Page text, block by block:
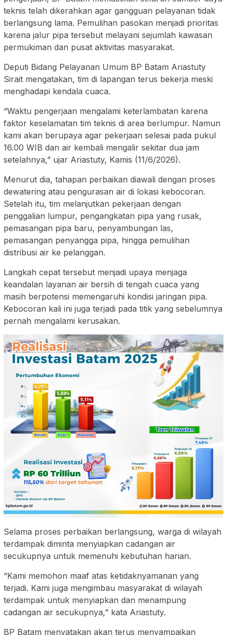
teknis telah dikerahkan agar gangguan pelayanan tidak
berlangsung lama. Pemulihan pasokan menjadi prioritas
karena jalur pipa tersebut melayani sejumlah kawasan
permukiman dan pusat aktivitas masyarakat.
Deputi Bidang Pelayanan Umum BP Batam Ariastuty
Sirait mengatakan, tim di lapangan terus bekerja meski
menghadapi kendala cuaca.
“Waktu pengerjaan mengalami keterlambatan karena
faktor keselamatan tim teknis di area berlumpur. Namun
kami akan berupaya agar pekerjaan selesai pada pukul
16.00 WIB dan air kembali mengalir sekitar dua jam
setelahnya,” ujar Ariastuty, Kamis (11/6/2026).
Menurut dia, tahapan perbaikan diawali dengan proses
dewatering atau pengurasan air di lokasi kebocoran.
Setelah itu, tim melanjutkan pekerjaan dengan
penggalian lumpur, pengangkatan pipa yang rusak,
pemasangan pipa baru, penyambungan las,
pemasangan penyangga pipa, hingga pemulihan
distribusi air ke pelanggan.
Langkah cepat tersebut menjadi upaya menjaga
keandalan layanan air bersih di tengah cuaca yang
masih berpotensi memengaruhi kondisi jaringan pipa.
Kebocoran kali ini juga terjadi pada titik yang sebelumnya
pernah mengalami kerusakan.
Selama proses perbaikan berlangsung, warga di wilayah
terdampak diminta menyiapkan cadangan air
secukupnya untuk memenuhi kebutuhan harian.
“Kami memohon maaf atas ketidaknyamanan yang
terjadi. Kami juga mengimbau masyarakat di wilayah
terdampak untuk menyiapkan dan menampung
cadangan air secukupnya,” kata Ariastuty.
BP Batam menyatakan akan terus menyampaikan